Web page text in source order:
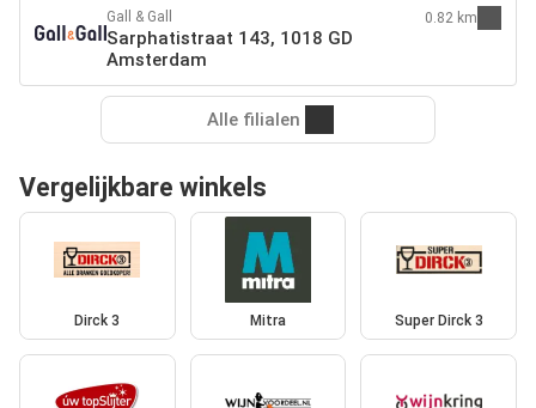
Gall & Gall
Sarphatistraat 143, 1018 GD
Amsterdam
0.82 km
Alle filialen
Vergelijkbare winkels
Dirck 3 Mitra Super Dirck 3